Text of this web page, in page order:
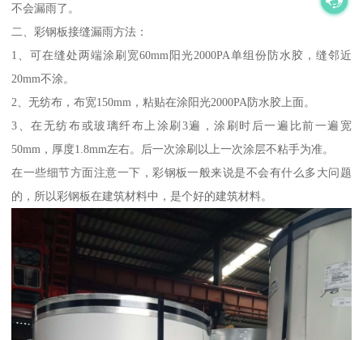
不会漏雨了。
二、彩钢板接缝漏雨方法：
1、可在缝处两端涂刷宽60mm阳光2000PA单组份防水胶，缝邻近
20mm不涂。
2、无纺布，布宽150mm，粘贴在涂阳光2000PA防水胶上面。
3、在无纺布或玻璃纤布上涂刷3遍，涂刷时后一遍比前一遍宽
50mm，厚度1.8mm左右。后一次涂刷以上一次涂层不粘手为准。
在一些细节方面注意一下，彩钢板一般来说是不会有什么多大问题
的，所以彩钢板在建筑材料中，是个好的建筑材料。